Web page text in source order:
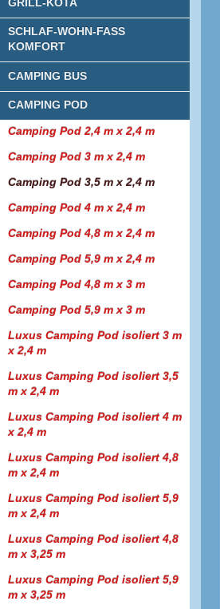
SCHLAF-WOHN-FASS
KOMFORT
CAMPING BUS
CAMPING POD
Camping Pod 2,4 m x 2,4 m
Camping Pod 3 m x 2,4 m
Camping Pod 3,5 m x 2,4 m
Camping Pod 4 m x 2,4 m
Camping Pod 4,8 m x 2,4 m
Camping Pod 5,9 m x 2,4 m
Camping Pod 4,8 m x 3 m
Camping Pod 5,9 m x 3 m
Luxus Camping Pod isoliert 3 m
x 2,4 m
Luxus Camping Pod isoliert 3,5
m x 2,4 m
Luxus Camping Pod isoliert 4 m
x 2,4 m
Luxus Camping Pod isoliert 4,8
m x 2,4 m
Luxus Camping Pod isoliert 5,9
m x 2,4 m
Luxus Camping Pod isoliert 4,8
m x 3,25 m
Luxus Camping Pod isoliert 5,9
m x 3,25 m